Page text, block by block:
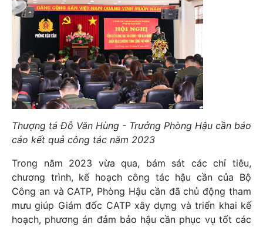
Thượng tá Đỗ Văn Hùng - Trưởng Phòng Hậu cần báo
cáo kết quả công tác năm 2023
Trong năm 2023 vừa qua, bám sát các chỉ tiêu,
chương trình, kế hoạch công tác hậu cần của Bộ
Công an và CATP, Phòng Hậu cần đã chủ động tham
mưu giúp Giám đốc CATP xây dựng và triển khai kế
hoạch, phương án đảm bảo hậu cần phục vụ tốt các